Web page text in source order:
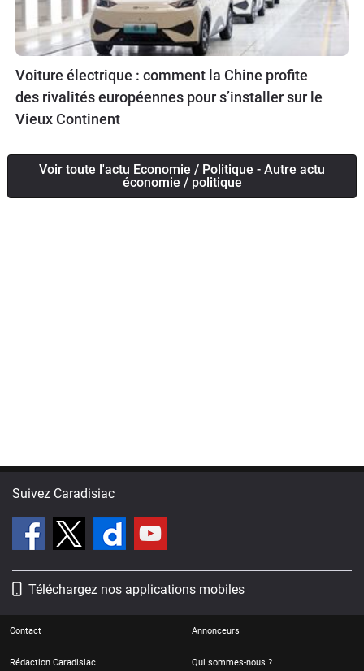
Voiture électrique : comment la Chine profite
des rivalités européennes pour s’installer sur le
Vieux Continent
Voir toute l'actu Economie / Politique - Autre actu
économie / politique
Suivez Caradisiac
Téléchargez nos applications mobiles
Contact Annonceurs
Rédaction Caradisiac Qui sommes-nous ?